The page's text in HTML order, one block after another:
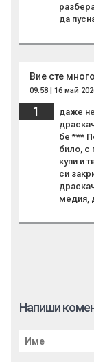
да
Вие сте
09:58 | 16 май
1
даже
бе ***
било, с
купи и
си
медия,
Напиши